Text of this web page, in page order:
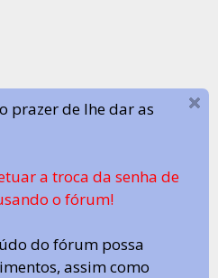
prazer de lhe dar as
a troca da senha de
o fórum!
do fórum possa
assim como